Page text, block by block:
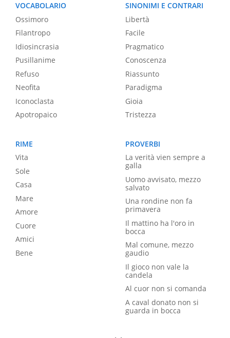
VOCABOLARIO
Ossimoro
Filantropo
Idiosincrasia
Pusillanime
Refuso
Neofita
Iconoclasta
Apotropaico
SINONIMI E CONTRARI
Libertà
Facile
Pragmatico
Conoscenza
Riassunto
Paradigma
Gioia
Tristezza
RIME
Vita
Sole
Casa
Mare
Amore
Cuore
Amici
Bene
PROVERBI
La verità vien sempre a
galla
Uomo avvisato, mezzo
salvato
Una rondine non fa
primavera
Il mattino ha l'oro in
bocca
Mal comune, mezzo
gaudio
Il gioco non vale la
candela
Al cuor non si comanda
A caval donato non si
guarda in bocca